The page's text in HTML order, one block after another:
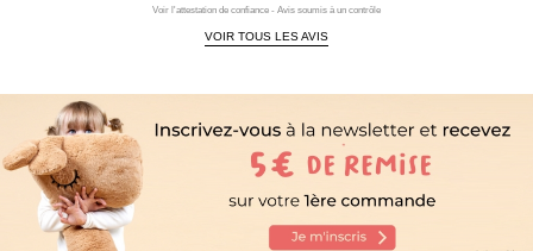
Voir l'attestation de confiance - Avis soumis à un contrôle
VOIR TOUS LES AVIS